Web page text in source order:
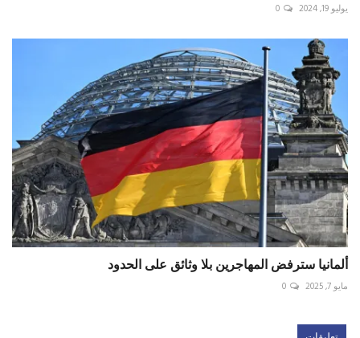
يوليو 19, 2024 0
ألمانيا سترفض المهاجرين بلا وثائق على الحدود
مايو 7, 2025 0